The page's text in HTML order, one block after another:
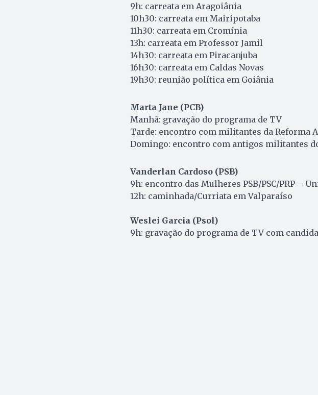
9h: carreata em Aragoiânia
10h30: carreata em Mairipotaba
11h30: carreata em Cromínia
13h: carreata em Professor Jamil
14h30: carreata em Piracanjuba
16h30: carreata em Caldas Novas
19h30: reunião política em Goiânia
Marta Jane (PCB)
Manhã: gravação do programa de TV
Tarde: encontro com militantes da Reforma
Domingo: encontro com antigos militantes
Vanderlan Cardoso (PSB)
9h: encontro das Mulheres PSB/PSC/PRP –
12h: caminhada/Curriata em Valparaíso
Weslei Garcia (Psol)
9h: gravação do programa de TV com